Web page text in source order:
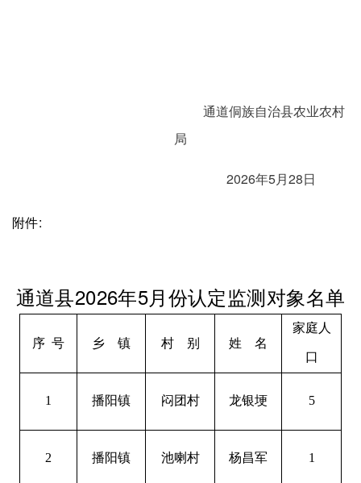
通道侗族自治县农业农村
局
2026年5月28日
附件:
通道县2026年5月份认定监测对象名单
序 号 乡 镇 村 别 姓 名
家庭人
口
1 播阳镇 闷团村 龙银埂 5
2 播阳镇 池喇村 杨昌军 1